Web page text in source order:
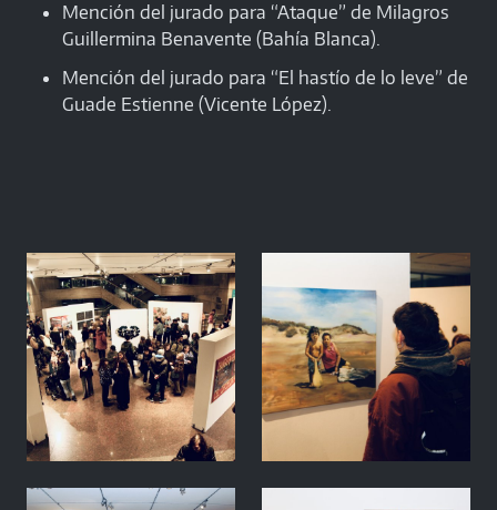
Mención del jurado para “Ataque” de Milagros
Guillermina Benavente (Bahía Blanca).
Mención del jurado para “El hastío de lo leve” de
Guade Estienne (Vicente López).